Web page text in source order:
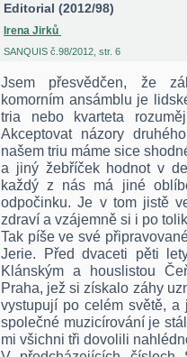
Editorial (2012/98)
Irena Jirků
SANQUIS č.98/2012, str. 6
Jsem přesvědčen, že
komorním ansámblu je
tria nebo kvarteta
Akceptovat názory
našem triu máme sice
a jiný žebříček hodnot v
každý z nás má jiné
odpočinku. Je v tom jistě
zdraví a vzájemně si i po
Tak píše ve své
Jerie. Před dvaceti pěti
Klánským a houslistou
Praha, jež si získalo záhy
vystupují po celém světě,
společné muzicírování je
mi všichni tři dovolili